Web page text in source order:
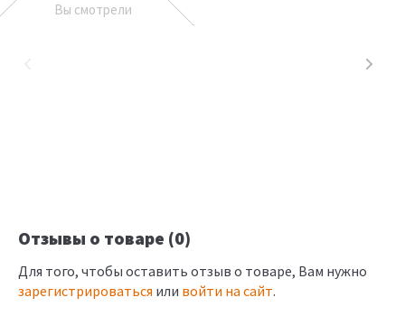
Вы смотрели
Отзывы о товаре (0)
Для того, чтобы оставить отзыв о товаре, Вам нужно
зарегистрироваться или войти на сайт.